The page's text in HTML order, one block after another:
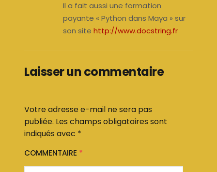
Il a fait aussi une formation
payante « Python dans Maya » sur
son site http://www.docstring.fr
Laisser un commentaire
Votre adresse e-mail ne sera pas
publiée. Les champs obligatoires sont
indiqués avec *
COMMENTAIRE *